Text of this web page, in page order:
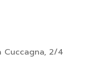
Cuccagna, 2/4